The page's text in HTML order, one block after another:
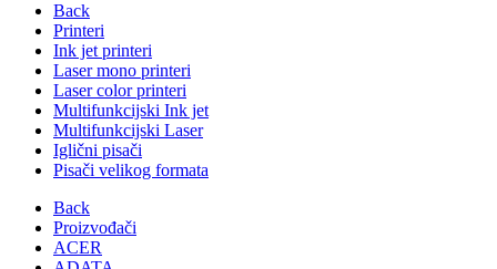
Back
Printeri
Ink jet printeri
Laser mono printeri
Laser color printeri
Multifunkcijski Ink jet
Multifunkcijski Laser
Iglični pisači
Pisači velikog formata
Back
Proizvođači
ACER